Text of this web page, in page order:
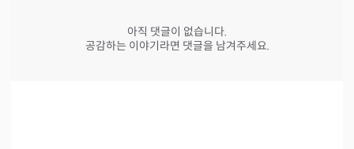
아직 댓글이 없습니다.
공감하는 이야기라면 댓글을 남겨주세요.